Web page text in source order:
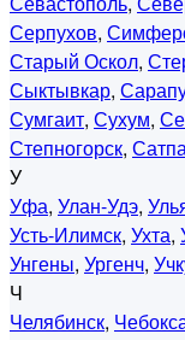
Серпухов,
Старый Оскол,
Сыктывкар,
Сумгаит, Сухум,
Степногорск,
У
Уфа, Улан-Удэ,
Усть-Илимск, Ухта,
Унгены, Ургенч,
Ч
Челябинск,